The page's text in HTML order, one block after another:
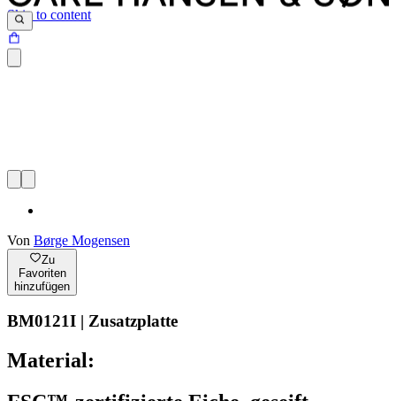
Skip to content
Von Børge Mogensen
Zu
Favoriten
hinzufügen
BM0121I | Zusatzplatte
Material: